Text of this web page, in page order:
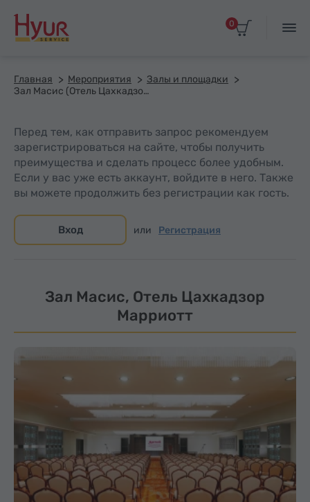
0
Главная Мероприятия
Залы и площадки
Зал Масис (Отель Цахкадзор Марриотт)
Перед тем, как отправить запрос рекомендуем
зарегистрироваться на сайте, чтобы получить
преимущества и сделать процесс более удобным.
Если у вас уже есть аккаунт, войдите в него. Также
вы можете продолжить без регистрации как гость.
Вход или Регистрация
Зал Масис, Отель Цахкадзор
Марриотт